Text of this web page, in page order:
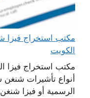
الكويت
مكتب استخراج فيزا
أنواع تأشيرات شنغن
الرسمية أو فيزا